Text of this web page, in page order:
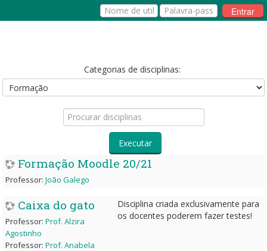
Entrar
Categorias de disciplinas:
Procurar
disciplinas
Executar
Formação Moodle 20/21
Professor:João Galego
Caixa do gato
Disciplina criada exclusivamente para
os docentes poderem fazer testes!
Professor:Prof. Alzira
Agostinho
Professor:Prof. Anabela